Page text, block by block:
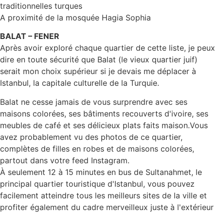
traditionnelles turques
A proximité de la mosquée Hagia Sophia
BALAT – FENER
Après avoir exploré chaque quartier de cette liste, je peux
dire en toute sécurité que Balat (le vieux quartier juif)
serait mon choix supérieur si je devais me déplacer à
Istanbul, la capitale culturelle de la Turquie.
Balat ne cesse jamais de vous surprendre avec ses
maisons colorées, ses bâtiments recouverts d'ivoire, ses
meubles de café et ses délicieux plats faits maison.Vous
avez probablement vu des photos de ce quartier,
complètes de filles en robes et de maisons colorées,
partout dans votre feed Instagram.
À seulement 12 à 15 minutes en bus de Sultanahmet, le
principal quartier touristique d'Istanbul, vous pouvez
facilement atteindre tous les meilleurs sites de la ville et
profiter également du cadre merveilleux juste à l'extérieur